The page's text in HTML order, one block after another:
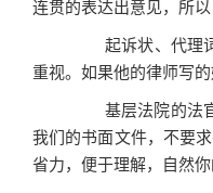
连贯的表达出意见，所
起诉状、代理词
重视。如果他的律师写
基层法院的法官
我们的书面文件，不要
省力，便于理解，自然你